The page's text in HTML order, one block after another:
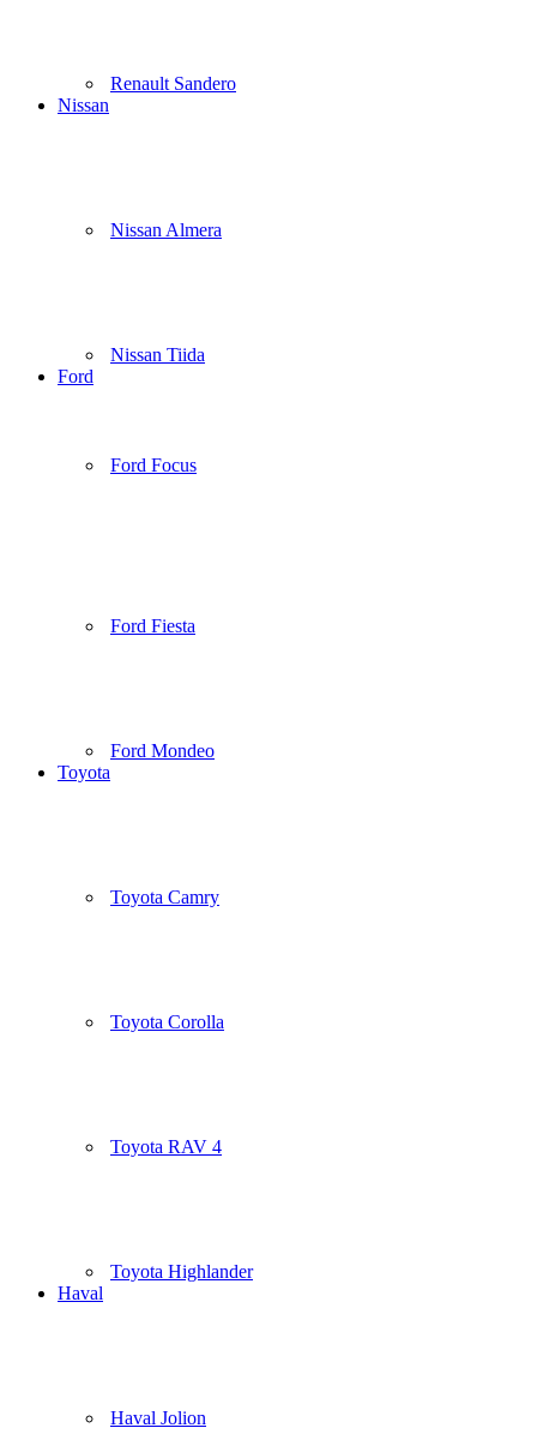
Renault Sandero
Nissan
Nissan Almera
Nissan Tiida
Ford
Ford Focus
Ford Fiesta
Ford Mondeo
Toyota
Toyota Camry
Toyota Corolla
Toyota RAV 4
Toyota Highlander
Haval
Haval Jolion